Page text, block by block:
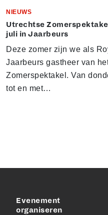
NIEUWS
Utrechtse
juli in Jaarbeurs
Deze zomer zijn we als
Jaarbeurs gastheer van
Zomerspektakel. Van
tot en met…
Evenement
organiseren